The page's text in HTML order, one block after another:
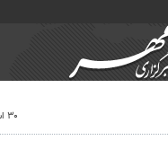
۳۰ اسفند ۱۳۹۵، ۰:۱۵